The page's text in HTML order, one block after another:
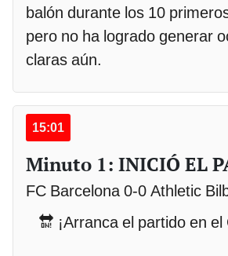
balón durante los 10
pero no ha logrado generar
claras aún.
15:01
Minuto 1: INICIÓ EL
FC Barcelona 0-0 Athletic
🔛 ¡Arranca el partido en el